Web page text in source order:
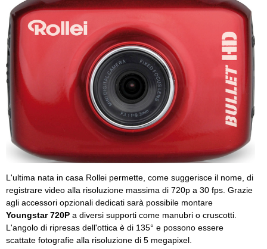
L'ultima nata in casa Rollei permette, come suggerisce il nome, di
registrare video alla risoluzione massima di 720p a 30 fps. Grazie
agli accessori opzionali dedicati sarà possibile montare
Youngstar 720P a diversi supporti come manubri o cruscotti.
L'angolo di ripresas dell'ottica è di 135° e possono essere
scattate fotografie alla risoluzione di 5 megapixel.